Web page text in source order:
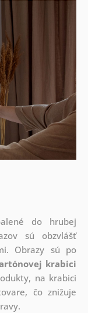
do hrubej
sú obzvlášť
Obrazy sú po
krabici
na krabici
čo znižuje